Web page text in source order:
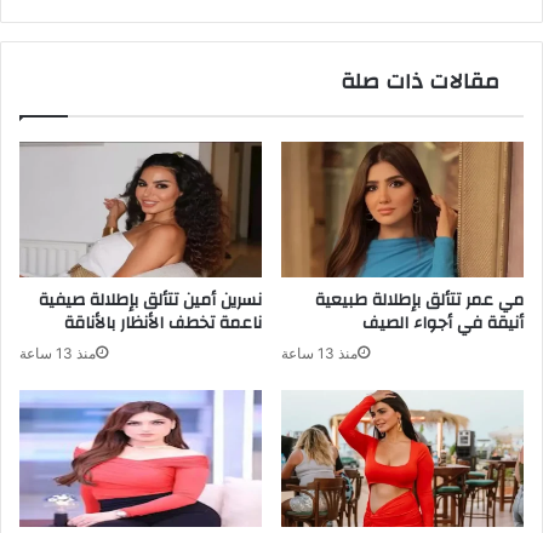
مقالات ذات صلة
نسرين أمين تتألق بإطلالة صيفية
ناعمة تخطف الأنظار بالأناقة
منذ 13 ساعة
مي عمر تتألق بإطلالة طبيعية
أنيقة في أجواء الصيف
منذ 13 ساعة